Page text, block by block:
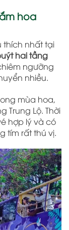
hoa
thích nhất tại
hai tầng
ngưỡng
nhiều.
mùa hoa,
Trung Lộ. Thời
hợp lý và có
tím rất thú vị.